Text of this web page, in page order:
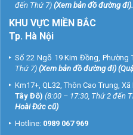
đến Thứ 7) (Xem bản đồ đường đi).
KHU VỰC MIỀN BẮC
Tp. Hà Nội
Số 22 Ngõ 19 Kim Đồng, Phường
Thứ 7) (Xem bản đồ đường đi)
Km17+, QL32, Thôn Cao Trung,
Tây Đô) (8:00 – 17:30, Thứ 2 đến
Hoài Đức cũ)
Hotline: 0989 067 969